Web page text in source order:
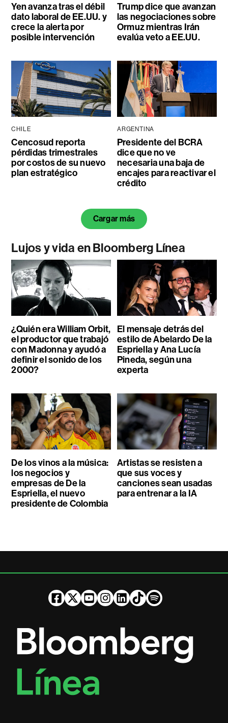
Yen avanza tras el débil
dato laboral de EE.UU. y
crece la alerta por
posible intervención
Trump dice que avanzan
las negociaciones sobre
Ormuz mientras Irán
evalúa veto a EE.UU.
CHILE
Cencosud reporta
pérdidas trimestrales
por costos de su nuevo
plan estratégico
ARGENTINA
Presidente del BCRA
dice que no ve
necesaria una baja de
encajes para reactivar el
crédito
Cargar más
Lujos y vida en Bloomberg Línea
¿Quién era William Orbit,
el productor que trabajó
con Madonna y ayudó a
definir el sonido de los
2000?
El mensaje detrás del
estilo de Abelardo De la
Espriella y Ana Lucía
Pineda, según una
experta
De los vinos a la música:
los negocios y
empresas de De la
Espriella, el nuevo
presidente de Colombia
Artistas se resisten a
que sus voces y
canciones sean usadas
para entrenar a la IA